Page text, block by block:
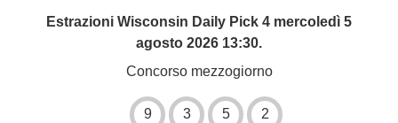
Estrazioni Wisconsin Daily Pick 4 mercoledì 5
agosto 2026 13:30.
Concorso mezzogiorno
9 3 5 2